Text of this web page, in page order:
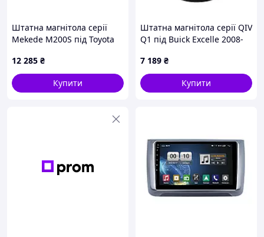
Штатна магнітола серії
Mekede M200S під Toyota
2008 (F1) (W2) 9 дюймів
12 285 ₴
Купити
Штатна магнітола серії QIV
Q1 під Buick Excelle 2008-
7 189 ₴
Купити